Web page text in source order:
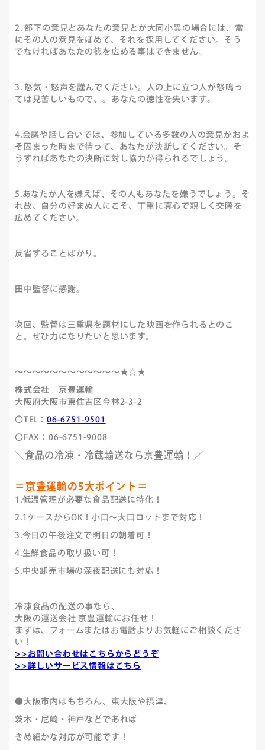
2. 部下の意見とあなたの意見とが大同小異の場合には、常
にその人の意見をほめて、それを採用してください。そう
でなければあなたの徳を広める事はできません。
3. 怒気・怒声を謹んでください。人の上に立つ人が怒鳴っ
ては見苦しいもので、。あなたの徳性を失います。
4.会議や話し合いでは、参加している多数の人の意見がおよ
そ固まった時まで待って、あなたが決断してください。そ
うすればあなたの決断に対し協力が得られるでしょう。
5.あなたが人を嫌えば、その人もあなたを嫌うでしょう。そ
れ故、自分の好まぬ人にこそ、丁重に真心で親しく交際を
広めてください。
反省することばかり。
田中監督に感謝。
次回、監督は三重県を題材にした映画を作られるとのこ
と。ぜひ力になりたいと思います。
～～～～～～～～～～～～★☆★
株式会社 京豊運輸
大阪府大阪市東住吉区今林2-3-2
〇TEL：06-6751-9501
〇FAX：06-6751-9008
＼食品の冷凍・冷蔵輸送なら京豊運輸！／
＝京豊運輸の5大ポイント＝
1.低温管理が必要な食品配送に特化！
2.1ケースからOK！小口～大口ロットまで対応！
3.今日の午後注文で明日の朝着可！
4.生鮮食品の取り扱い可！
5.中央卸売市場の深夜配送にも対応！
冷凍食品の配送の事なら、
大阪の運送会社 京豊運輸にお任せ！
まずは、フォームまたはお電話よりお気軽にご相談くださ
い！
>>お問い合わせはこちらからどうぞ
>>詳しいサービス情報はこちら
●大阪市内はもちろん、東大阪や摂津、
茨木・尼崎・神戸などであれば
きめ細かな対応が可能です！